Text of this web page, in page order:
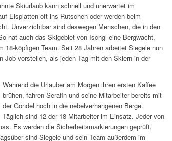
Skiurlaub kann schnell und unerwartet im
Eisplatten oft ins Rutschen oder werden beim
Unverzichtbar sind deswegen Menschen, die in den
hat auch das Skigebiet von Ischgl eine Bergwacht,
köpfigen Team. Seit 28 Jahren arbeitet Siegele nun
Job vorstellen, als jeden Tag mit den Skiern in der
Während die Urlauber am Morgen ihren ersten Kaffee
brühen, fahren Serafin und seine Mitarbeiter bereits mit
der Gondel hoch in die nebelverhangenen Berge.
Täglich sind 12 der 18 Mitarbeiter im Einsatz. Jeder von
Es werden die Sicherheitsmarkierungen geprüft,
sind Siegele und sein Team außerdem im